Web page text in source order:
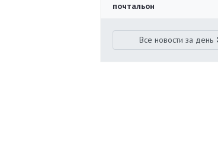
почтальон
Все новости за день